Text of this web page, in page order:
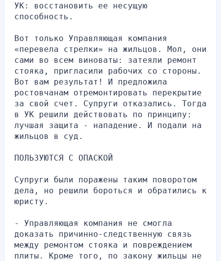
УК: восстановить ее несущую
способность.
Вот только Управляющая компания
«перевела стрелки» на жильцов. Мол, они
сами во всем виноваты: затеяли ремонт
стояка, пригласили рабочих со стороны.
Вот вам результат! И предложила
ростовчанам отремонтировать перекрытие
за свой счет. Супруги отказались. Тогда
в УК решили действовать по принципу:
лучшая защита - нападение. И подали на
жильцов в суд.
ПОЛЬЗУЮТСЯ С ОПАСКОЙ
Супруги были поражены таким поворотом
дела, но решили бороться и обратились к
юристу.
- Управляющая компания не смогла
доказать причинно-следственную связь
между ремонтом стояка и повреждением
плиты. Кроме того, по закону жильцы не